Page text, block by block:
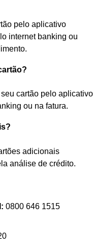
pelo aplicativo
internet banking ou
cartão pelo aplicativo
ou na fatura.
adicionais
análise de crédito.
0800 646 1515